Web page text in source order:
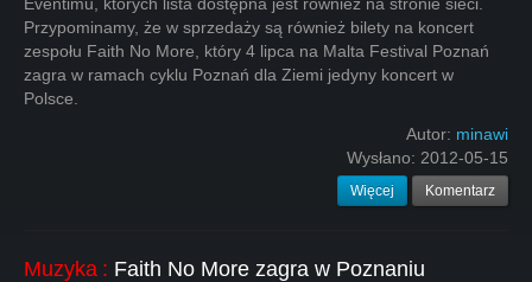
Przypominamy, że w sprzedaży są również bilety na koncert
zespołu Faith No More, który 4 lipca na Malta Festival Poznań
zagra w ramach cyklu Poznań dla Ziemi jedyny koncert w
Polsce.
Autor: minawi
Wysłano: 2012-05-15
Więcej Komentarz
Muzyka : Faith No More zagra w Poznaniu